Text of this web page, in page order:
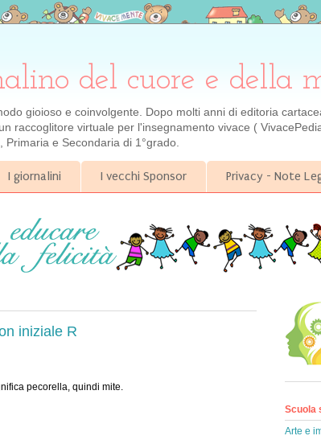
del cuore e della
gioioso e coinvolgente. Dopo molti anni di editoria
raccoglitore virtuale per l'insegnamento vivace (
e Secondaria di 1°grado.
I giornalini I vecchi Sponsor Privacy - Note
iniziale R
pecorella, quindi mite.
Scuola
Arte e